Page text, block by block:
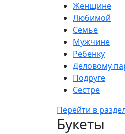
Женщине
Любимой
Семье
Мужчине
Ребенку
Деловому
Подруге
Сестре
Перейти в раздел
Букеты